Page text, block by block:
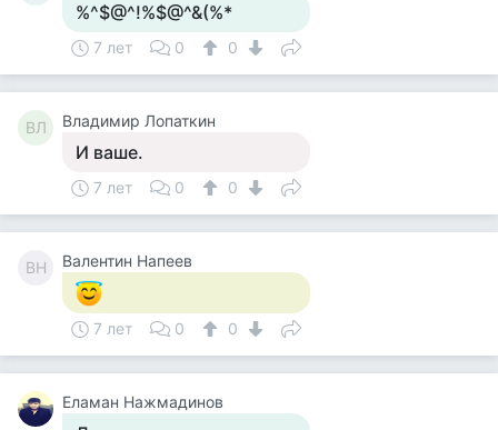
%^$@^!%$@^&(%*
7 лет 0 0
ВЛ Владимир Лопаткин
И ваше.
7 лет 0 0
ВН Валентин Напеев
7 лет 0 0
Еламан Нажмадинов